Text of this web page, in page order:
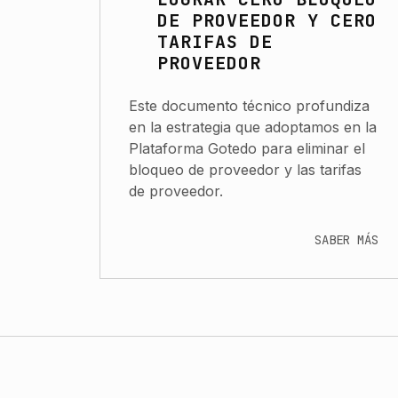
DE PROVEEDOR Y CERO
TARIFAS DE
PROVEEDOR
Este documento técnico profundiza
en la estrategia que adoptamos en la
Plataforma Gotedo para eliminar el
bloqueo de proveedor y las tarifas
de proveedor.
SABER MÁS